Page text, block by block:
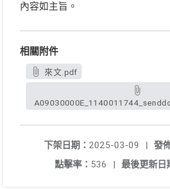
內容如主旨。
相關附件
來文.pdf
發
下架日期： 2025-03-09
|
最後更新日
點擊率： 536 |